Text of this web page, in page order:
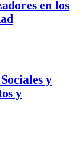
en los
y
y